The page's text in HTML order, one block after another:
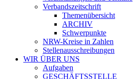
Verbandszeitschrift
Themenübersicht
ARCHIV
Schwerpunkte
NRW-Kreise in Zahlen
Stellenausschreibungen
WIR ÜBER UNS
Aufgaben
GESCHÄFTSSTELLE